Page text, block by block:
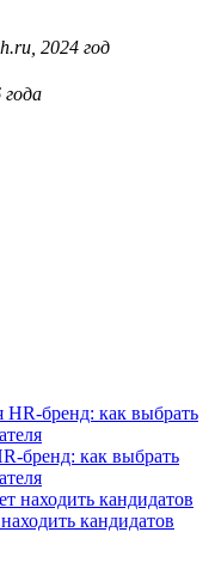
2024 год
года
бренд: как выбрать
кандидатов